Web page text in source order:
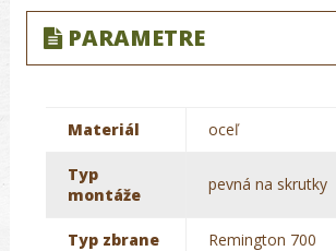
PARAMETRE
Materiál oceľ
Typ
montáže
pevná na skrutky
Typ zbrane Remington 700